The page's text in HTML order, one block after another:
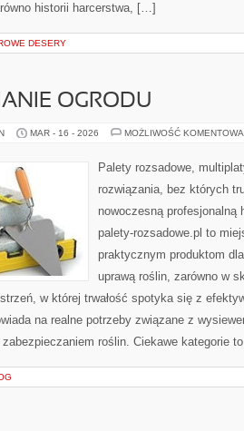
historii harcerstwa, […]
DESERY
OGRODU
MAR - 16 - 2026 MOŻLIWOŚĆ
Palety rozsadowe,
rozwiązania, bez których
nowoczesną profesjonalną
palety-rozsadowe.pl to
praktycznym produktom
uprawą roślin, zarówno w
w której trwałość spotyka się z
na realne potrzeby związane z
zabezpieczaniem roślin. Ciekawe kategorie